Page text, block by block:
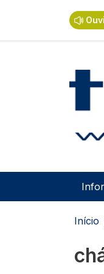
Início